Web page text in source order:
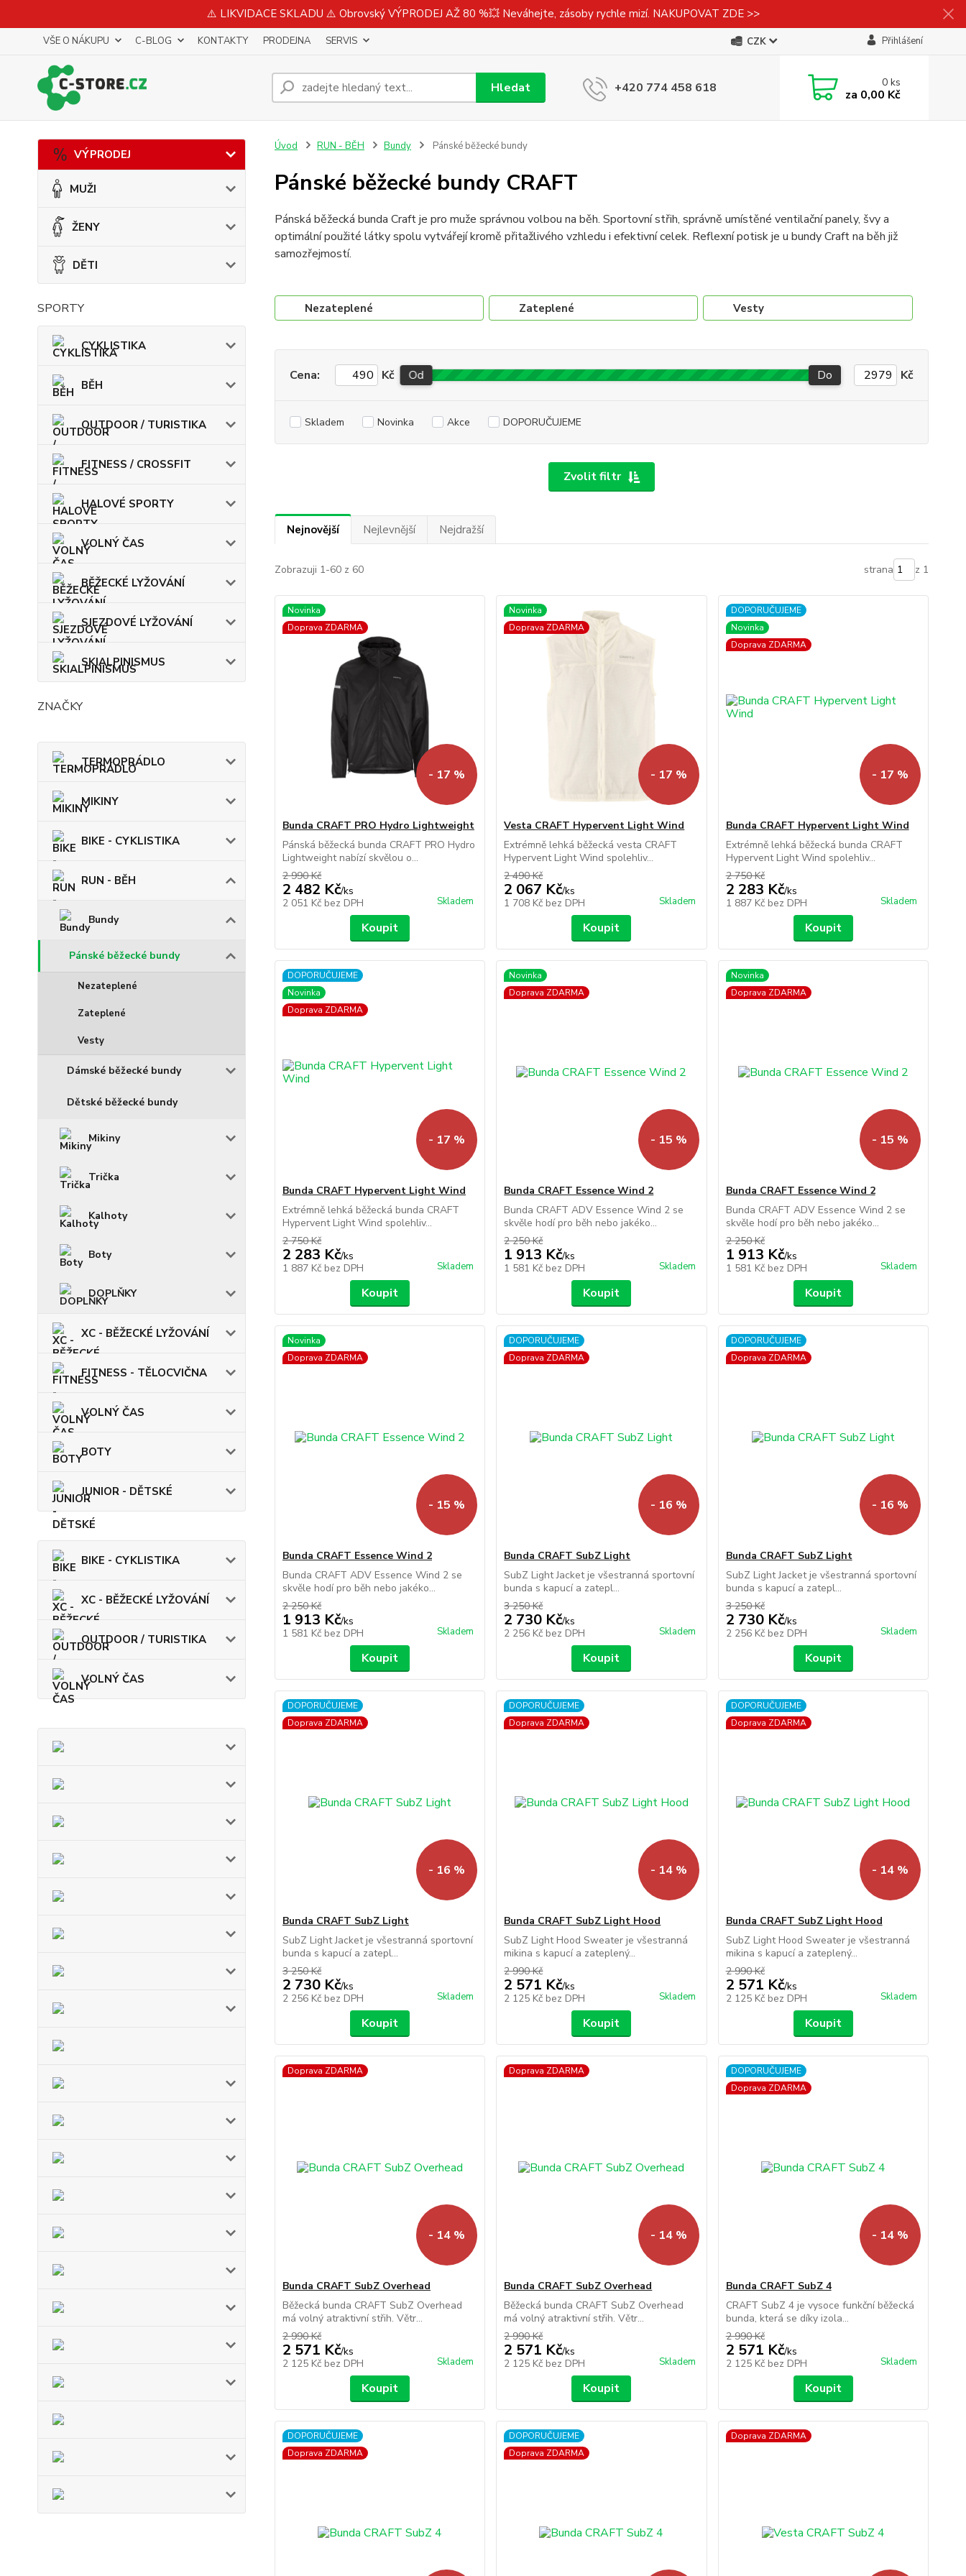
⚠️ LIKVIDACE SKLADU ⚠️ Obrovský VÝPRODEJ AŽ 80 %💥 Neváhejte, zásoby rychle mizí. NAKUPOVAT ZDE >>
VŠE O NÁKUPU C-BLOG KONTAKTY PRODEJNA SERVIS CZK Přihlášení
Hledat +420 774 458 618 0ks
za 0,00 Kč
VÝPRODEJ
MUŽI
ŽENY
DĚTI
SPORTY
CYKLISTIKA
BĚH
OUTDOOR / TURISTIKA
FITNESS / CROSSFIT
HALOVÉ SPORTY
VOLNÝ ČAS
BĚŽECKÉ LYŽOVÁNÍ
SJEZDOVÉ LYŽOVÁNÍ
SKIALPINISMUS
ZNAČKY
TERMOPRÁDLO
MIKINY
BIKE - CYKLISTIKA
RUN - BĚH
Bundy
Pánské běžecké bundy
Nezateplené
Zateplené
Vesty
Dámské běžecké bundy
Dětské běžecké bundy
Mikiny
Trička
Kalhoty
Boty
DOPLŇKY
XC - BĚŽECKÉ LYŽOVÁNÍ
FITNESS - TĚLOCVIČNA
VOLNÝ ČAS
BOTY
JUNIOR - DĚTSKÉ
BIKE - CYKLISTIKA
XC - BĚŽECKÉ LYŽOVÁNÍ
OUTDOOR / TURISTIKA
VOLNÝ ČAS
Úvod RUN - BĚH Bundy Pánské běžecké bundy
Pánské běžecké bundy CRAFT
Pánská běžecká bunda Craft je pro muže správnou volbou na běh. Sportovní střih, správně umístěné ventilační panely, švy a
optimální použité látky spolu vytvářejí kromě přitažlivého vzhledu i efektivní celek. Reflexní potisk je u bundy Craft na běh již
samozřejmostí.
Nezateplené Zateplené Vesty
Zvolit filtr
Cena: Kč Od Do Kč
Skladem Novinka Akce DOPORUČUJEME
Nejnovější Nejlevnější Nejdražší
Zobrazuji 1-60 z 60 strana z 1
Novinka
Doprava ZDARMA
- 17 %
Bunda CRAFT PRO Hydro Lightweight
Pánská běžecká bunda CRAFT PRO Hydro
Lightweight nabízí skvělou o...
2 990 Kč
2 482 Kč/ks
2 051 Kč bez DPH Skladem
Koupit
Novinka
Doprava ZDARMA
- 17 %
Vesta CRAFT Hypervent Light Wind
Extrémně lehká běžecká vesta CRAFT
Hypervent Light Wind spolehliv...
2 490 Kč
2 067 Kč/ks
1 708 Kč bez DPH Skladem
Koupit
DOPORUČUJEME
Novinka
Doprava ZDARMA
- 17 %
Bunda CRAFT Hypervent Light Wind
Extrémně lehká běžecká bunda CRAFT
Hypervent Light Wind spolehliv...
2 750 Kč
2 283 Kč/ks
1 887 Kč bez DPH Skladem
Koupit
DOPORUČUJEME
Novinka
Doprava ZDARMA
- 17 %
Bunda CRAFT Hypervent Light Wind
Extrémně lehká běžecká bunda CRAFT
Hypervent Light Wind spolehliv...
2 750 Kč
2 283 Kč/ks
1 887 Kč bez DPH Skladem
Koupit
Novinka
Doprava ZDARMA
- 15 %
Bunda CRAFT Essence Wind 2
Bunda CRAFT ADV Essence Wind 2 se
skvěle hodí pro běh nebo jakéko...
2 250 Kč
1 913 Kč/ks
1 581 Kč bez DPH Skladem
Koupit
Novinka
Doprava ZDARMA
- 15 %
Bunda CRAFT Essence Wind 2
Bunda CRAFT ADV Essence Wind 2 se
skvěle hodí pro běh nebo jakéko...
2 250 Kč
1 913 Kč/ks
1 581 Kč bez DPH Skladem
Koupit
Novinka
Doprava ZDARMA
- 15 %
Bunda CRAFT Essence Wind 2
Bunda CRAFT ADV Essence Wind 2 se
skvěle hodí pro běh nebo jakéko...
2 250 Kč
1 913 Kč/ks
1 581 Kč bez DPH Skladem
Koupit
DOPORUČUJEME
Doprava ZDARMA
- 16 %
Bunda CRAFT SubZ Light
SubZ Light Jacket je všestranná sportovní
bunda s kapucí a zatepl...
3 250 Kč
2 730 Kč/ks
2 256 Kč bez DPH Skladem
Koupit
DOPORUČUJEME
Doprava ZDARMA
- 16 %
Bunda CRAFT SubZ Light
SubZ Light Jacket je všestranná sportovní
bunda s kapucí a zatepl...
3 250 Kč
2 730 Kč/ks
2 256 Kč bez DPH Skladem
Koupit
DOPORUČUJEME
Doprava ZDARMA
- 16 %
Bunda CRAFT SubZ Light
SubZ Light Jacket je všestranná sportovní
bunda s kapucí a zatepl...
3 250 Kč
2 730 Kč/ks
2 256 Kč bez DPH Skladem
Koupit
DOPORUČUJEME
Doprava ZDARMA
- 14 %
Bunda CRAFT SubZ Light Hood
SubZ Light Hood Sweater je všestranná
mikina s kapucí a zateplený...
2 990 Kč
2 571 Kč/ks
2 125 Kč bez DPH Skladem
Koupit
DOPORUČUJEME
Doprava ZDARMA
- 14 %
Bunda CRAFT SubZ Light Hood
SubZ Light Hood Sweater je všestranná
mikina s kapucí a zateplený...
2 990 Kč
2 571 Kč/ks
2 125 Kč bez DPH Skladem
Koupit
Doprava ZDARMA
- 14 %
Bunda CRAFT SubZ Overhead
Běžecká bunda CRAFT SubZ Overhead
má volný atraktivní střih. Větr...
2 990 Kč
2 571 Kč/ks
2 125 Kč bez DPH Skladem
Koupit
Doprava ZDARMA
- 14 %
Bunda CRAFT SubZ Overhead
Běžecká bunda CRAFT SubZ Overhead
má volný atraktivní střih. Větr...
2 990 Kč
2 571 Kč/ks
2 125 Kč bez DPH Skladem
Koupit
DOPORUČUJEME
Doprava ZDARMA
- 14 %
Bunda CRAFT SubZ 4
CRAFT SubZ 4 je vysoce funkční běžecká
bunda, která se díky izola...
2 990 Kč
2 571 Kč/ks
2 125 Kč bez DPH Skladem
Koupit
DOPORUČUJEME
Doprava ZDARMA
DOPORUČUJEME
Doprava ZDARMA
Doprava ZDARMA